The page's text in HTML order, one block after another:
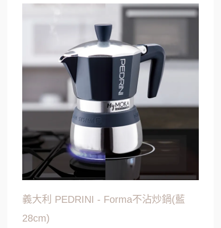
義大利 PEDRINI - Forma不沾炒鍋(藍
28cm)